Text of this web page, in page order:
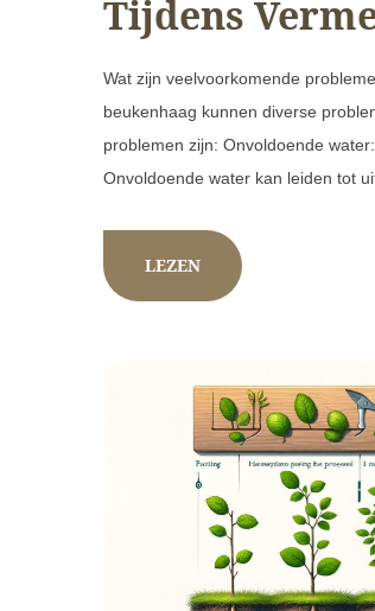
Tijdens
Wat zijn veelvoorkomende
beukenhaag kunnen diverse
problemen zijn: Onvoldoende
Onvoldoende water kan leiden tot
LEZEN